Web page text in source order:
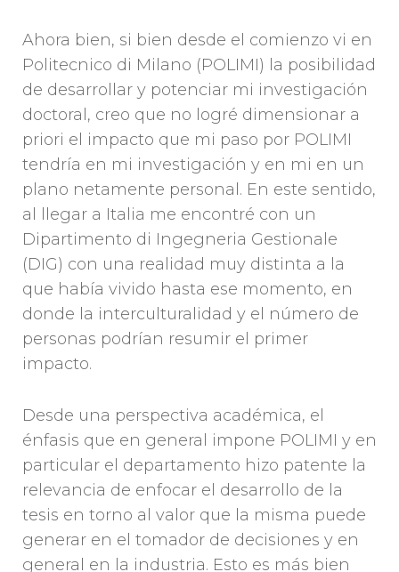
Ahora bien, si bien desde el comienzo vi en
Politecnico di Milano (POLIMI) la posibilidad
de desarrollar y potenciar mi investigación
doctoral, creo que no logré dimensionar a
priori el impacto que mi paso por POLIMI
tendría en mi investigación y en mi en un
plano netamente personal. En este sentido,
al llegar a Italia me encontré con un
Dipartimento di Ingegneria Gestionale
(DIG) con una realidad muy distinta a la
que había vivido hasta ese momento, en
donde la interculturalidad y el número de
personas podrían resumir el primer
impacto.
Desde una perspectiva académica, el
énfasis que en general impone POLIMI y en
particular el departamento hizo patente la
relevancia de enfocar el desarrollo de la
tesis en torno al valor que la misma puede
generar en el tomador de decisiones y en
general en la industria. Esto es más bien